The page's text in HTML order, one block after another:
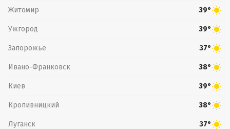
Житомир 39°
Ужгород 39°
Запорожье 37°
Ивано-Франковск 38°
Киев 39°
Кропивницкий 38°
Луганск 37°